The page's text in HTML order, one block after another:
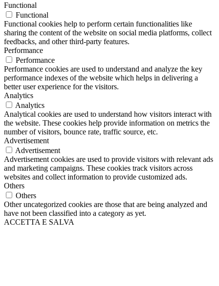
Functional
Functional
Functional cookies help to perform certain functionalities like
sharing the content of the website on social media platforms, collect
feedbacks, and other third-party features.
Performance
Performance
Performance cookies are used to understand and analyze the key
performance indexes of the website which helps in delivering a
better user experience for the visitors.
Analytics
Analytics
Analytical cookies are used to understand how visitors interact with
the website. These cookies help provide information on metrics the
number of visitors, bounce rate, traffic source, etc.
Advertisement
Advertisement
Advertisement cookies are used to provide visitors with relevant ads
and marketing campaigns. These cookies track visitors across
websites and collect information to provide customized ads.
Others
Others
Other uncategorized cookies are those that are being analyzed and
have not been classified into a category as yet.
ACCETTA E SALVA